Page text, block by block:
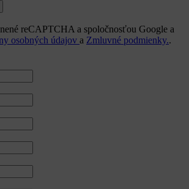
reCAPTCHA a spoločnosťou Google a
osobných údajov a Zmluvné podmienky..